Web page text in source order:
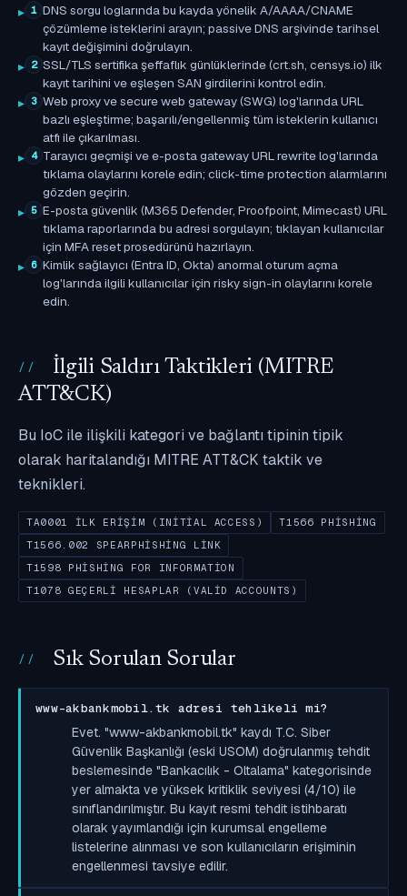
1 DNS sorgu loglarında bu kayda yönelik A/AAAA/CNAME
çözümleme isteklerini arayın; passive DNS arşivinde tarihsel
kayıt değişimini doğrulayın.
2 SSL/TLS sertifika şeffaflık günlüklerinde (crt.sh, censys.io) ilk
kayıt tarihini ve eşleşen SAN girdilerini kontrol edin.
3 Web proxy ve secure web gateway (SWG) log'larında URL
bazlı eşleştirme; başarılı/engellenmiş tüm isteklerin kullanıcı
atfı ile çıkarılması.
4 Tarayıcı geçmişi ve e-posta gateway URL rewrite log'larında
tıklama olaylarını korele edin; click-time protection alarmlarını
gözden geçirin.
5 E-posta güvenlik (M365 Defender, Proofpoint, Mimecast) URL
tıklama raporlarında bu adresi sorgulayın; tıklayan kullanıcılar
için MFA reset prosedürünü hazırlayın.
6 Kimlik sağlayıcı (Entra ID, Okta) anormal oturum açma
log'larında ilgili kullanıcılar için risky sign-in olaylarını korele
edin.
İlgili Saldırı Taktikleri (MITRE
ATT&CK)
Bu IoC ile ilişkili kategori ve bağlantı tipinin tipik
olarak haritalandığı MITRE ATT&CK taktik ve
teknikleri.
TA0001 İLK ERIŞIM (INITIAL ACCESS)
T1566 PHISHING
T1566.002 SPEARPHISHING LINK
T1598 PHISHING FOR INFORMATION
T1078 GEÇERLI HESAPLAR (VALID ACCOUNTS)
Sık Sorulan Sorular
www-akbankmobil.tk adresi tehlikeli mi?
Evet. "www-akbankmobil.tk" kaydı T.C. Siber
Güvenlik Başkanlığı (eski USOM) doğrulanmış tehdit
beslemesinde "Bankacılık - Oltalama" kategorisinde
yer almakta ve yüksek kritiklik seviyesi (4/10) ile
sınıflandırılmıştır. Bu kayıt resmi tehdit istihbaratı
olarak yayımlandığı için kurumsal engelleme
listelerine alınması ve son kullanıcıların erişiminin
engellenmesi tavsiye edilir.